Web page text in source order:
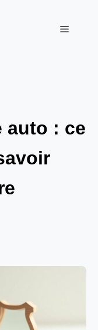
Menu
auto : ce